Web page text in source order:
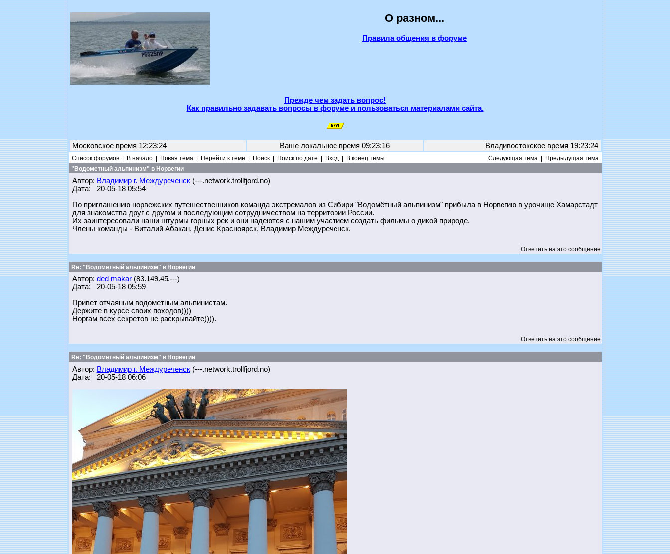
О разном...
Правила общения в форуме
Прежде чем задать вопрос!
Как правильно задавать вопросы в форуме и пользоваться материалами сайта.
Московское время 12:23:24 Ваше локальное время 09:23:16 Владивостокское время 19:23:24
Список форумов| В начало| Новая тема| Перейти к теме Поиск| Поиск по дате Вход| В конец темы Следующая тема|
Предыдущая тема
"Водометный альпинизм" в Норвегии
Автор: Владимир г. Междуреченск(---.network.trollfjord.no)
Дата: 20-05-18 05:54
По приглашению норвежских путешественников команда экстремалов из Сибири "Водомётный альпинизм" прибыла в Норвегию в урочище Хамарстадт
для знакомства друг с другом и последующим сотрудничеством на территории России.
Их заинтересовали наши штурмы горных рек и они надеются с нашим участием создать фильмы о дикой природе.
Члены команды - Виталий Абакан, Денис Красноярск, Владимир Междуреченск.
Ответить на это сообщение
Re: "Водометный альпинизм" в Норвегии
Автор: ded makar(83.149.45.---)
Дата: 20-05-18 05:59
Привет отчаяным водометным альпинистам.
Держите в курсе своих походов))))
Норгам всех секретов не раскрывайте)))).
Ответить на это сообщение
Re: "Водометный альпинизм" в Норвегии
Автор: Владимир г. Междуреченск(---.network.trollfjord.no)
Дата: 20-05-18 06:06